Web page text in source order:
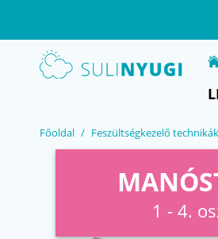
Főoldal Feszültségkezelő
1 - 4.